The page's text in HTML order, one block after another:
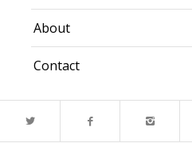
About
Contact